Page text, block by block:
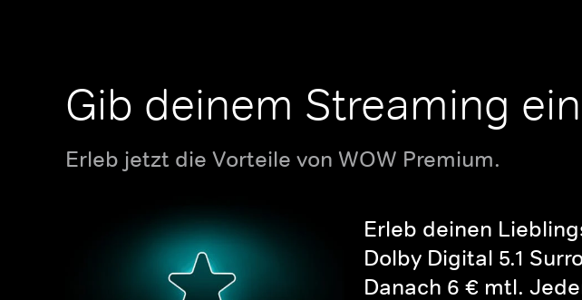
Gib deinem Streaming
Erleb jetzt die Vorteile von WOW Premium.
Erleb deinen
Dolby Digital 5.1
Danach 6 € mtl.